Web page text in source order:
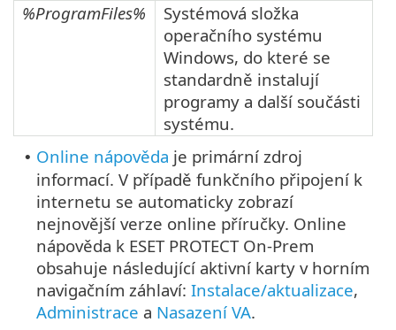
%ProgramFiles%
Systémová složka
operačního systému
Windows, do které se
standardně instalují
programy a další součásti
systému.
• Online nápověda je primární zdroj
informací. V případě funkčního připojení k
internetu se automaticky zobrazí
nejnovější verze online příručky. Online
nápověda k ESET PROTECT On-Prem
obsahuje následující aktivní karty v horním
navigačním záhlaví: Instalace/aktualizace,
Administrace a Nasazení VA.